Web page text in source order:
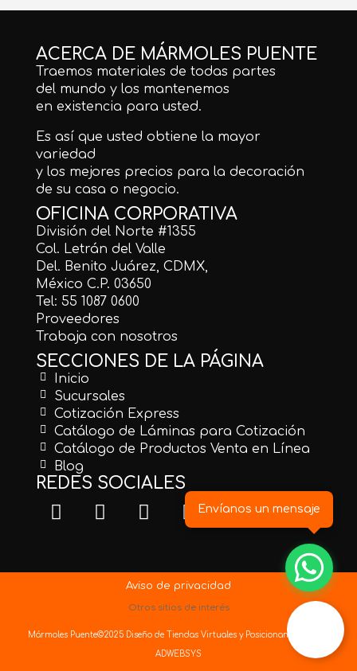
ACERCA DE MÁRMOLES PUENTE
Traemos materiales de todas partes
del mundo y los mantenemos
en existencia para usted.
Es así que usted obtiene la mayor
variedad
y los mejores precios para la decoración
de su casa o negocio.
OFICINA CORPORATIVA
División del Norte #1355
Col. Letrán del Valle
Del. Benito Juárez, CDMX,
México C.P. 03650
Tel: 55 1087 0600
Proveedores
Trabaja con nosotros
SECCIONES DE LA PÁGINA
Inicio
Sucursales
Cotización Express
Catálogo de Láminas para Cotización
Catálogo de Productos Venta en Línea
Blog
REDES SOCIALES
Aviso de privacidad
Otros sitios de interés
Mármoles Puente©2025 Diseño de Tiendas Virtuales y Posicionamiento Web
ADWEBSYS
Envíanos un mensaje